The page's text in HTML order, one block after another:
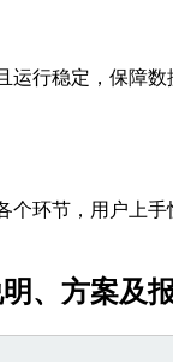
运行稳定，保障
个环节，用户上
、方案及报